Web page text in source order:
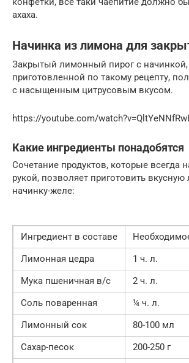
ахаха.
Начинка из лимона для
Закрытый лимонный пирог с начинкой,
приготовленной по такому рецепту,
с насыщенным цитрусовым вкусом.
https://youtube.com/
Какие ингредиенты понадобятся
Сочетание продуктов, которые всегда
рукой, позволяет приготовить
начинку-желе:
Ингредиент в составе
Лимонная цедра
1 ч. л.
Мука пшеничная в/с
2 ч. л.
Соль поваренная
¼ ч. л.
Лимонный сок
80-100 мл
Сахар-песок
200-250 г